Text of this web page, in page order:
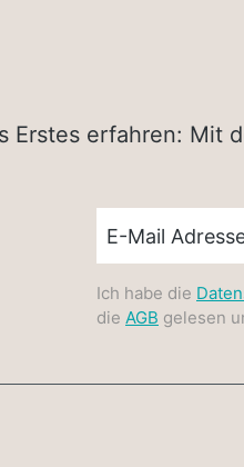
Erstes erfahren: Mit
Ich habe die
die AGB gelesen